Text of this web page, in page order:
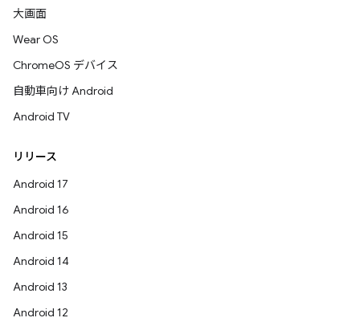
大画面
Wear OS
ChromeOS デバイス
自動車向け Android
Android TV
リリース
Android 17
Android 16
Android 15
Android 14
Android 13
Android 12